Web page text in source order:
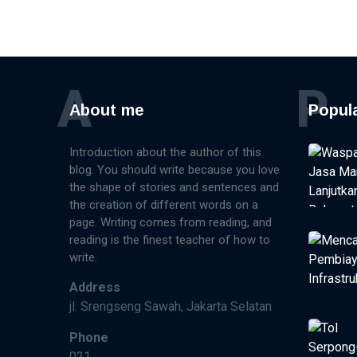
About me
A
Introduction about the author of this
blog. You should write because you love
the shape of stories and sentences and
the creation of different words on a
page. Writing comes from reading, and
reading is the finest teacher of how to
write.
Address
jl. Srengseng Sawah, Jakarta Selatan
Phone
P